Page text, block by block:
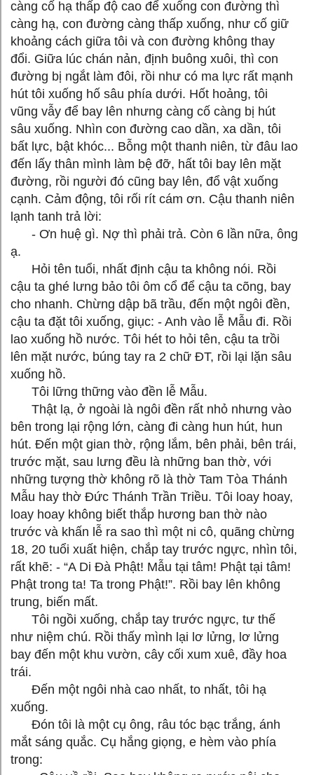
càng cố hạ thấp độ cao để xuống con đường thì
càng hạ, con đường càng thấp xuống, như cố giữ
khoảng cách giữa tôi và con đường không thay
đổi. Giữa lúc chán nản, định buông xuôi, thì con
đường bị ngắt làm đôi, rồi như có ma lực rất mạnh
hút tôi xuống hố sâu phía dưới. Hốt hoảng, tôi
vũng vẫy để bay lên nhưng càng cố càng bị hút
sâu xuống. Nhìn con đường cao dần, xa dần, tôi
bất lực, bật khóc... Bỗng một thanh niên, từ đâu lao
đến lấy thân mình làm bệ đỡ, hất tôi bay lên mặt
đường, rồi người đó cũng bay lên, đổ vật xuống
cạnh. Cảm động, tôi rối rít cám ơn. Cậu thanh niên
lạnh tanh trả lời:
- Ơn huệ gì. Nợ thì phải trả. Còn 6 lần nữa, ông
ạ.
Hỏi tên tuổi, nhất định cậu ta không nói. Rồi
cậu ta ghé lưng bảo tôi ôm cổ để cậu ta cõng, bay
cho nhanh. Chừng dập bã trầu, đến một ngôi đền,
cậu ta đặt tôi xuống, giục: - Anh vào lễ Mẫu đi. Rồi
lao xuống hồ nước. Tôi hét to hỏi tên, cậu ta trồi
lên mặt nước, búng tay ra 2 chữ ĐT, rồi lại lặn sâu
xuống hồ.
Tôi lững thững vào đền lễ Mẫu.
Thật lạ, ở ngoài là ngôi đền rất nhỏ nhưng vào
bên trong lại rộng lớn, càng đi càng hun hút, hun
hút. Đến một gian thờ, rộng lắm, bên phải, bên trái,
trước mặt, sau lưng đều là những ban thờ, với
những tượng thờ không rõ là thờ Tam Tòa Thánh
Mẫu hay thờ Đức Thánh Trần Triều. Tôi loay hoay,
loay hoay không biết thắp hương ban thờ nào
trước và khấn lễ ra sao thì một ni cô, quãng chừng
18, 20 tuổi xuất hiện, chắp tay trước ngực, nhìn tôi,
rất khẽ: - “A Di Đà Phật! Mẫu tại tâm! Phật tại tâm!
Phật trong ta! Ta trong Phật!”. Rồi bay lên không
trung, biến mất.
Tôi ngồi xuống, chắp tay trước ngực, tư thế
như niệm chú. Rồi thấy mình lại lơ lửng, lơ lửng
bay đến một khu vườn, cây cối xum xuê, đầy hoa
trái.
Đến một ngôi nhà cao nhất, to nhất, tôi hạ
xuống.
Đón tôi là một cụ ông, râu tóc bạc trắng, ánh
mắt sáng quắc. Cụ hắng giọng, e hèm vào phía
trong: